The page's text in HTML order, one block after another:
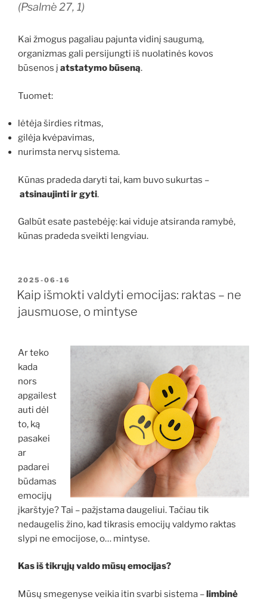
(Psalmė 27, 1)
Kai žmogus pagaliau pajunta vidinį saugumą,
organizmas gali persijungti iš nuolatinės kovos
būsenos į atstatymo būseną.
Tuomet:
lėtėja širdies ritmas,
gilėja kvėpavimas,
nurimsta nervų sistema.
Kūnas pradeda daryti tai, kam buvo sukurtas –
atsinaujinti ir gyti.
Galbūt esate pastebėję: kai viduje atsiranda ramybė,
kūnas pradeda sveikti lengviau.
PASKELBTA
2025-06-16
Kaip išmokti valdyti emocijas: raktas – ne
jausmuose, o mintyse
Ar teko
kada
nors
apgailest
auti dėl
to, ką
pasakei
ar
padarei
būdamas
emocijų
įkarštyje? Tai – pažįstama daugeliui. Tačiau tik
nedaugelis žino, kad tikrasis emocijų valdymo raktas
slypi ne emocijose, o… mintyse.
Kas iš tikrųjų valdo mūsų emocijas?
Mūsų smegenyse veikia itin svarbi sistema –limbinė